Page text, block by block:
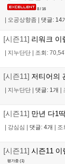
8 / 16
| 오공상향좀 | 댓글: 14
[시즌11] 리워크 이
| 지누단단 | 조회:
[시즌11] 저티어의
| 지누단단 | 댓글: 1개 |
[시즌11] 만년 다1
| 강심심 | 댓글: 4개 | 조
[시즌11] 시즌11 이
평가중 (1)